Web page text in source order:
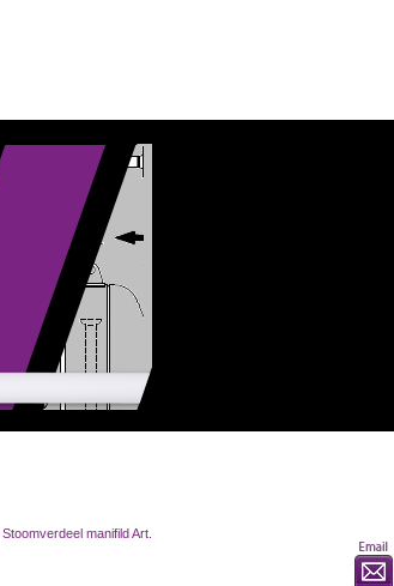
Stoomverdeel manifild Art.